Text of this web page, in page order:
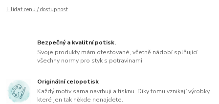
Hlídat cenu / dostupnost
Bezpečný a kvalitní potisk.
Svoje produkty mám otestované, včetně nádobí splňující
všechny normy pro styk s potravinami
Originální celopotisk
Každý motiv sama navrhuji a tisknu. Díky tomu vznikají výrobky,
které jen tak někde nenajdete.